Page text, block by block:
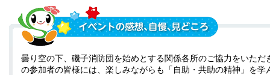
曇り空の下、磯子消防団を始めとする関係各所のご協力をいただ
の参加者の皆様には、楽しみながらも「自助・共助の精神」を学